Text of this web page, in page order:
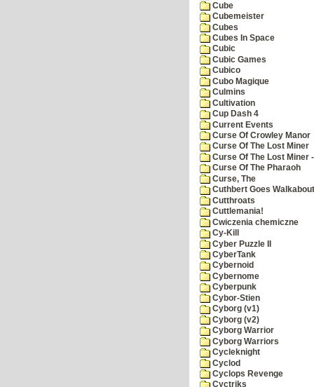
Cube
Cubemeister
Cubes
Cubes In Space
Cubic
Cubic Games
Cubico
Cubo Magique
Culmins
Cultivation
Cup Dash 4
Current Events
Curse Of Crowley Manor
Curse Of The Lost Miner
Curse Of The Lost Miner
Curse Of The Pharaoh
Curse, The
Cuthbert Goes Walkabout
Cutthroats
Cuttlemania!
Cwiczenia chemiczne
Cy-Kill
Cyber Puzzle II
CyberTank
Cybernoid
Cybernome
Cyberpunk
Cybor-Stien
Cyborg (v1)
Cyborg (v2)
Cyborg Warrior
Cyborg Warriors
Cycleknight
Cyclod
Cyclops Revenge
Cyctriks